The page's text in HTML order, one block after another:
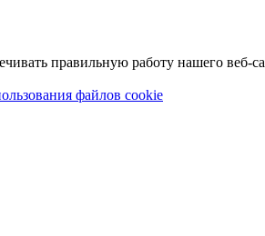
правильную работу нашего веб-
файлов cookie